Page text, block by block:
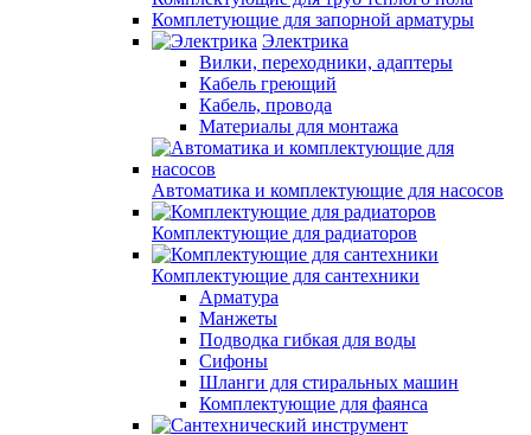
Комплетующие для запорной арматуры
Электрика
Вилки, переходники, адаптеры
Кабель греющий
Кабель, провода
Материалы для монтажа
Автоматика и комплектующие для насосов
Комплектующие для радиаторов
Комплектующие для сантехники
Арматура
Манжеты
Подводка гибкая для воды
Сифоны
Шланги для стиральных машин
Комплектующие для фаянса